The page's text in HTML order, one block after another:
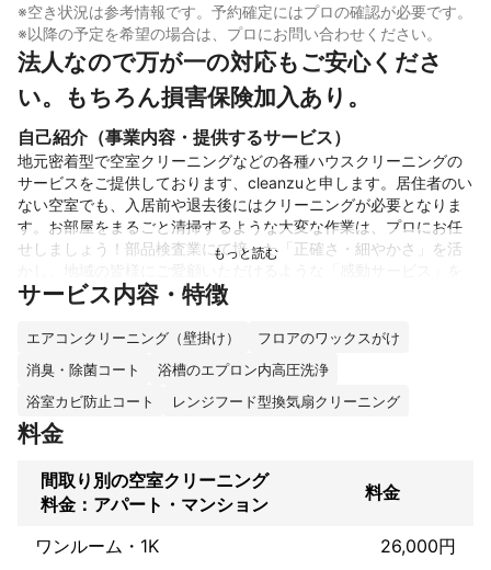
※空き状況は参考情報です。予約確定にはプロの確認が必要です。
※以降の予定を希望の場合は、プロにお問い合わせください。
法人なので万が一の対応もご安心くださ
い。もちろん損害保険加入あり。
自己紹介（事業内容・提供するサービス）
地元密着型で空室クリーニングなどの各種ハウスクリーニングの
サービスをご提供しております、cleanzuと申します。居住者のい
ない空室でも、入居前や退去後にはクリーニングが必要となりま
す。お部屋をまるごと清掃するような大変な作業は、プロにお任
せしましょう！部品検査業にて培った「正確さ・細やかさ」を活
目標に誠心誠意作業致します。是非ご依頼ください。
お客様からの口コミ評価
“K・M”　　5点！！
“Y・M”　　4.85点！！
※2022年3月24日現在の点数です。
『満足です！』『丁寧なお仕事をして頂きました』『とってもキ
レイになりました』などなど、嬉しいことに、ご利用いただいた
サービス内容・特徴
エアコンクリーニング（壁掛け）
フロアのワックスがけ
消臭・除菌コート
浴槽のエプロン内高圧洗浄
浴室カビ防止コート
レンジフード型換気扇クリーニング
料金
間取り別の空室クリーニング
料金：アパート・マンション
料金
ワンルーム・1K
26,000円